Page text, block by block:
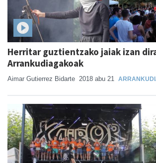
Herritar guztientzako jaiak izan
Arrankudiagakoak
Aimar Gutierrez Bidarte 2018 abu 21